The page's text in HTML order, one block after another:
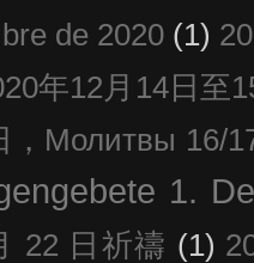
de 2020 (1)
年12月14日至
，Молитвы 16/
1.
22 日祈禱 (1)